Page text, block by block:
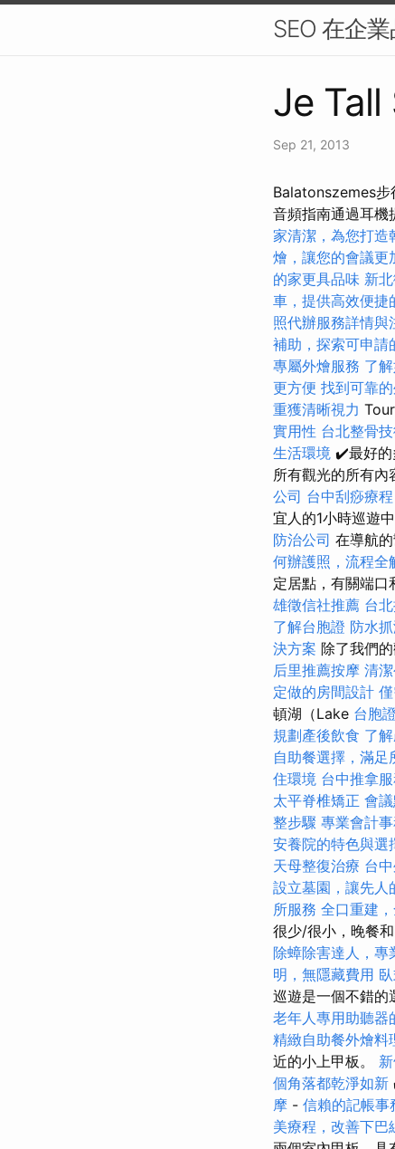
SEO 在企
Je
Sep 21, 2013
Balatonszemes步
音頻指南通過耳機
家清潔，為您打造
燴，讓您的會議更
的家更具品味 新
車，提供高效便捷
照代辦服務詳情與
補助，探索可申請
專屬外燴服務 了
更方便 找到可靠
重獲清晰視力
實用性 台北整骨
生活環境 ✔️最好的
所有觀光的所有內
公司 台中刮痧療程
宜人的1小時巡遊
防治公司 在導航
何辦護照，流程全
定居點，有關端口
雄徵信社推薦 台
了解台胞證 防水
決方案 除了我們
后里推薦按摩 清
定做的房間設計
頓湖（Lake 台胞
規劃產後飲食 了
自助餐選擇，滿足
住環境 台中推拿
太平脊椎矯正 會
整步驟 專業會計
安養院的特色與選
天母整復治療 台
設立墓園，讓先人
所服務 全口重建
很少/很小，晚餐
除蟑除害達人，專
明，無隱藏費用
巡遊是一個不錯的
老年人專用助聽器
精緻自助餐外燴料
近的小上甲板。
個角落都乾淨如新
摩 - 信賴的記帳事
美療程，改善下巴